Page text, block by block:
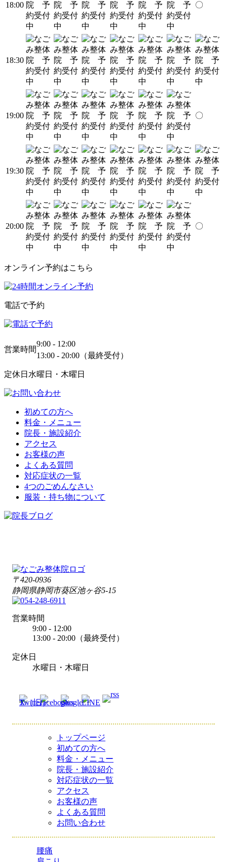
18:00 〇
18:30
19:00 〇
19:30
20:00 〇
オンライン予約はこちら
電話で予約
営業時間
9:00 - 12:00
13:00 - 20:00（最終受付）
定休日 水曜日・木曜日
初めての方へ
料金・メニュー
院長・施設紹介
アクセス
お客様の声
よくある質問
対応症状の一覧
4つのごめんなさい
服装・持ち物について
〒420-0936
静岡県静岡市葵区池ヶ谷5-15
営業時間
9:00 - 12:00
13:00 - 20:00（最終受付）
定休日
水曜日・木曜日
トップページ
初めての方へ
料金・メニュー
院長・施設紹介
対応症状の一覧
アクセス
お客様の声
よくある質問
お問い合わせ
腰痛